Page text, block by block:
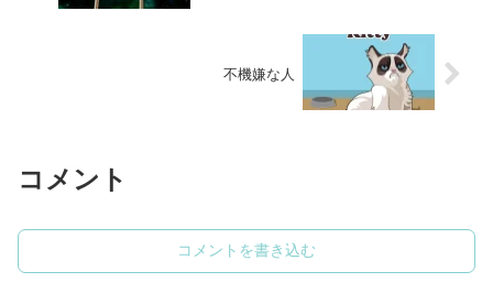
不機嫌な人
コメント
コメントを書き込む